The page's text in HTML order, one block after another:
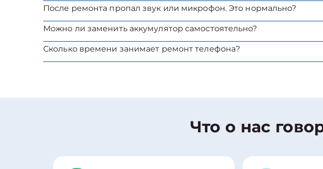
После ремонта пропал звук или микрофон. Это нормально?
Можно ли заменить аккумулятор самостоятельно?
Сколько времени занимает ремонт телефона?
Что о нас